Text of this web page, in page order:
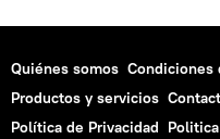
Quiénes somos Condiciones
Productos y servicios
Política de Privacidad